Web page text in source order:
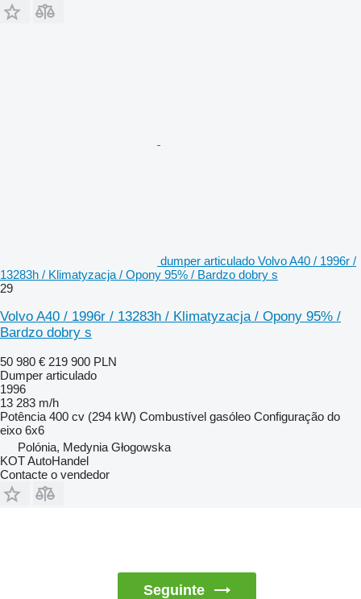
dumper articulado Volvo A40 / 1996r /
13283h / Klimatyzacja / Opony 95% / Bardzo dobry s
29
Volvo A40 / 1996r / 13283h / Klimatyzacja / Opony 95% /
Bardzo dobry s
50 980 € 219 900 PLN
Dumper articulado
1996
13 283 m/h
Potência 400 cv (294 kW) Combustível gasóleo Configuração do
eixo 6x6
Polónia, Medynia Głogowska
KOT AutoHandel
Contacte o vendedor
Seguinte